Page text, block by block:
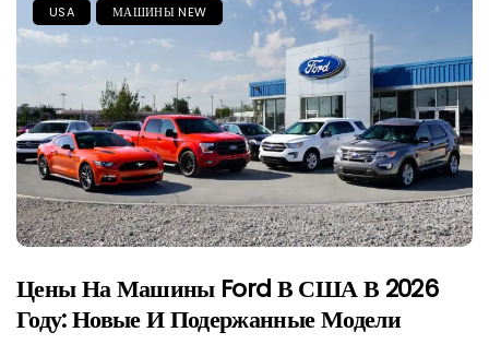
USA МАШИНЫ NEW
Цены На Машины Ford В США В 2026
Году: Новые И Подержанные Модели